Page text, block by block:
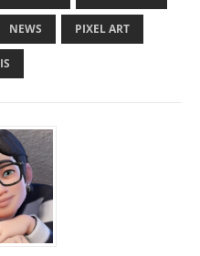
NEWS PIXEL ART